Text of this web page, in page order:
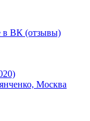
в ВК (отзывы)
Москва